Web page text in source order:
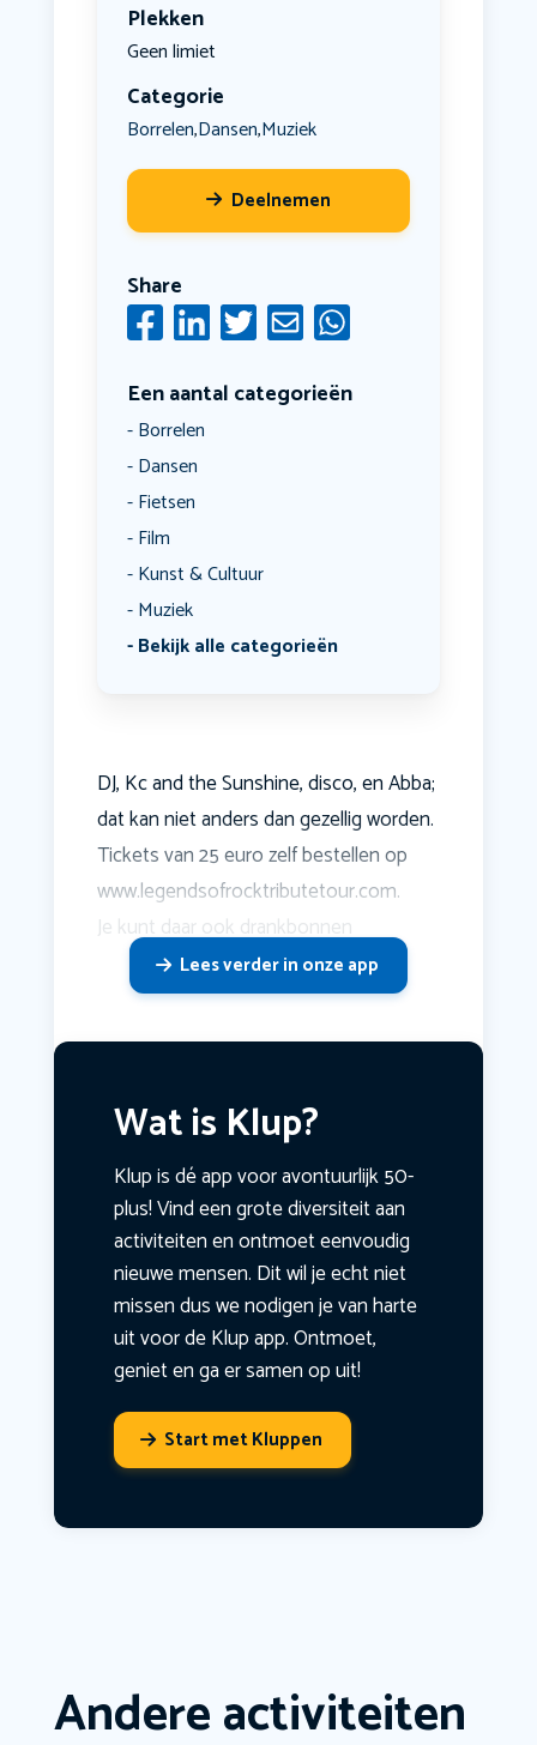
Plekken
Geen limiet
Categorie
Borrelen,Dansen,Muziek
Deelnemen
Share
Een aantal categorieën
Borrelen
Dansen
Fietsen
Film
Kunst & Cultuur
Muziek
Bekijk alle categorieën
DJ, Kc and the Sunshine, disco, en Abba;
dat kan niet anders dan gezellig worden.
Tickets van 25 euro zelf bestellen op
www.legendsofrocktributetour.com.
Je kunt daar ook drankbonnen
Lees verder in onze app
Wat is Klup?
Klup is dé app voor avontuurlijk 50-
plus! Vind een grote diversiteit aan
activiteiten en ontmoet eenvoudig
nieuwe mensen. Dit wil je echt niet
missen dus we nodigen je van harte
uit voor de Klup app. Ontmoet,
geniet en ga er samen op uit!
Start met Kluppen
Andere activiteiten